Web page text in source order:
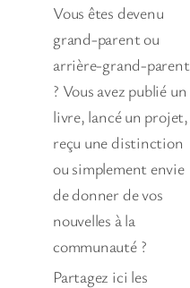
Vous êtes devenu
grand-parent ou
arrière-grand-parent
? Vous avez publié un
livre, lancé un projet,
reçu une distinction
ou simplement envie
de donner de vos
nouvelles à la
communauté ?
Partagez ici les